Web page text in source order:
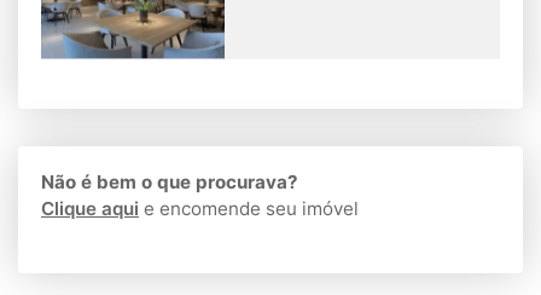
Não é bem o que procurava?
Clique aqui e encomende seu imóvel